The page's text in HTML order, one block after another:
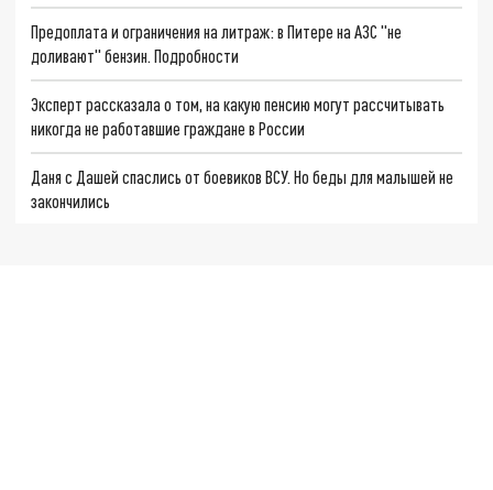
Предоплата и ограничения на литраж: в Питере на АЗС "не
доливают" бензин. Подробности
Эксперт рассказала о том, на какую пенсию могут рассчитывать
никогда не работавшие граждане в России
Даня с Дашей спаслись от боевиков ВСУ. Но беды для малышей не
закончились